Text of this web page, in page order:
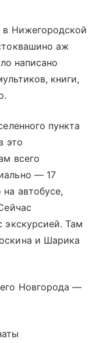
в Нижегородской
аж
написано
книги,
пункта
это
всего
— 17
автобусе,
экскурсией. Там
и Шарика
Новгорода —